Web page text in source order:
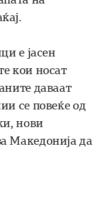
е јасен
кои носат
даваат
се повеќе од
нови
Македонија да